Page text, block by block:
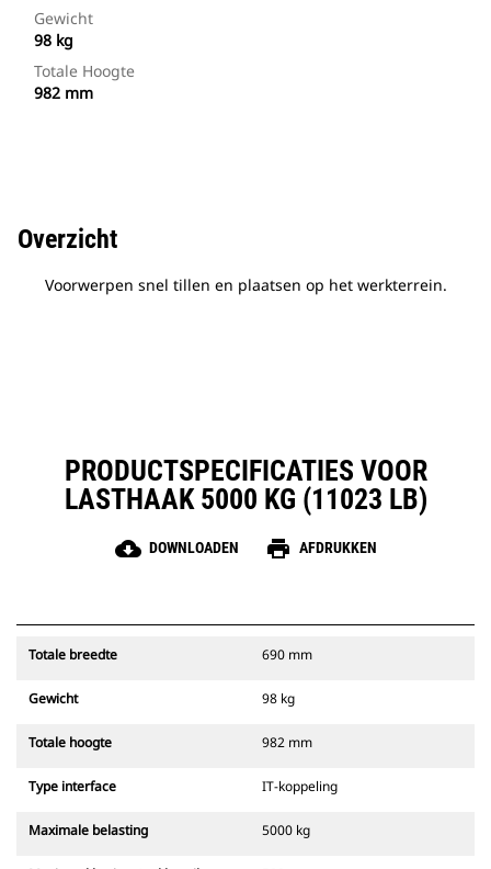
Gewicht
98 kg
Totale Hoogte
982 mm
Overzicht
Voorwerpen snel tillen en plaatsen op het werkterrein.
PRODUCTSPECIFICATIES VOOR
LASTHAAK 5000 KG (11023 LB)
cloud_download DOWNLOADEN print AFDRUKKEN
Totale breedte 690 mm
Gewicht 98 kg
Totale hoogte 982 mm
Type interface IT-koppeling
Maximale belasting 5000 kg